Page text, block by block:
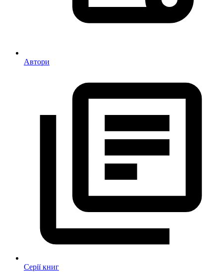
Автори
Серії книг